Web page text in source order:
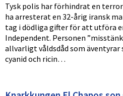
Tysk polis har förhindrat en
ha arresterat en 32-årig iransk
tag i dödliga gifter för att utföra
Independent. Personen
allvarligt våldsdåd som
cyanid och ricin…